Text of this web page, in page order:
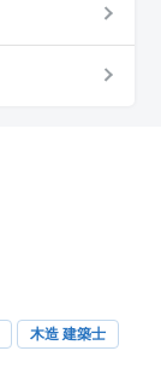
木造 建築士